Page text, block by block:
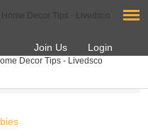
Join Us Login